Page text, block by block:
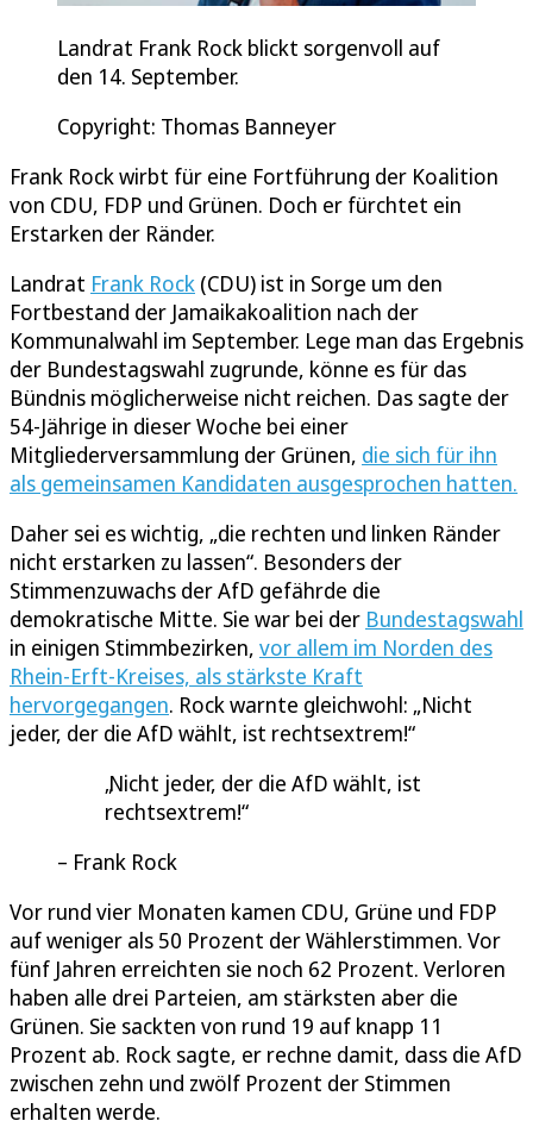
Landrat Frank Rock blickt sorgenvoll auf
den 14. September.
Copyright: Thomas Banneyer
Frank Rock wirbt für eine Fortführung der Koalition
von CDU, FDP und Grünen. Doch er fürchtet ein
Erstarken der Ränder.
Landrat Frank Rock (CDU) ist in Sorge um den
Fortbestand der Jamaikakoalition nach der
Kommunalwahl im September. Lege man das Ergebnis
der Bundestagswahl zugrunde, könne es für das
Bündnis möglicherweise nicht reichen. Das sagte der
54-Jährige in dieser Woche bei einer
Mitgliederversammlung der Grünen, die sich für ihn
als gemeinsamen Kandidaten ausgesprochen hatten.
Daher sei es wichtig, „die rechten und linken Ränder
nicht erstarken zu lassen“. Besonders der
Stimmenzuwachs der AfD gefährde die
demokratische Mitte. Sie war bei der Bundestagswahl
in einigen Stimmbezirken, vor allem im Norden des
Rhein-Erft-Kreises, als stärkste Kraft
hervorgegangen. Rock warnte gleichwohl: „Nicht
jeder, der die AfD wählt, ist rechtsextrem!“
Nicht jeder, der die AfD wählt, ist
rechtsextrem!
Frank Rock
Vor rund vier Monaten kamen CDU, Grüne und FDP
auf weniger als 50 Prozent der Wählerstimmen. Vor
fünf Jahren erreichten sie noch 62 Prozent. Verloren
haben alle drei Parteien, am stärksten aber die
Grünen. Sie sackten von rund 19 auf knapp 11
Prozent ab. Rock sagte, er rechne damit, dass die AfD
zwischen zehn und zwölf Prozent der Stimmen
erhalten werde.